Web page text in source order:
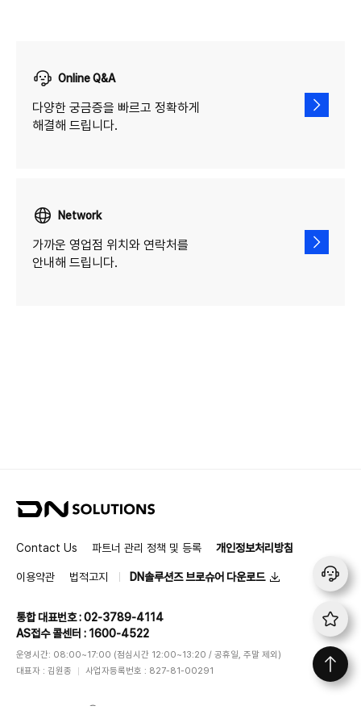
Online Q&A
다양한 궁금증을 빠르고 정확하게
해결해 드립니다.
Network
가까운 영업점 위치와 연락처를
안내해 드립니다.
D
S
l
i
o
n
s
Contact Us 파트너 관리 정책 및 등록 개인정보처리방침
이용약관 법적고지 DN솔루션즈 브로슈어 다운로드
통합 대표번호 : 02-3789-4114
AS접수 콜센터 : 1600-4522
운영시간: 08:00~17:00 (점심시간 12:00~13:20 / 공휴일, 주말 제외)
대표자 : 김원종
사업자등록번호 : 827-81-00291
ⓒ